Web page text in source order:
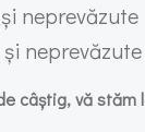
neprevăzute
neprevăzute
câștig, vă